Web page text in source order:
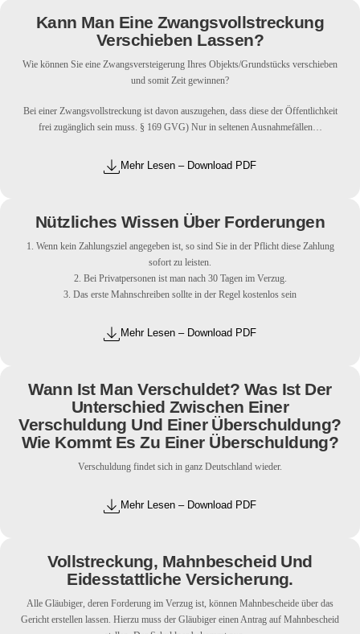
Kann Man Eine Zwangsvollstreckung
Verschieben Lassen?
Wie können Sie eine Zwangsversteigerung Ihres Objekts/Grundstücks verschieben
und somit Zeit gewinnen?
Bei einer Zwangsvollstreckung ist davon auszugehen, dass diese der Öffentlichkeit
frei zugänglich sein muss. § 169 GVG) Nur in seltenen Ausnahmefällen…
Mehr Lesen – Download PDF
Nützliches Wissen Über Forderungen
1. Wenn kein Zahlungsziel angegeben ist, so sind Sie in der Pflicht diese Zahlung
sofort zu leisten.
2. Bei Privatpersonen ist man nach 30 Tagen im Verzug.
3. Das erste Mahnschreiben sollte in der Regel kostenlos sein
Mehr Lesen – Download PDF
Wann Ist Man Verschuldet? Was Ist Der
Unterschied Zwischen Einer
Verschuldung Und Einer Überschuldung?
Wie Kommt Es Zu Einer Überschuldung?
Verschuldung findet sich in ganz Deutschland wieder.
Mehr Lesen – Download PDF
Vollstreckung, Mahnbescheid Und
Eidesstattliche Versicherung.
Alle Gläubiger, deren Forderung im Verzug ist, können Mahnbescheide über das
Gericht erstellen lassen. Hierzu muss der Gläubiger einen Antrag auf Mahnbescheid